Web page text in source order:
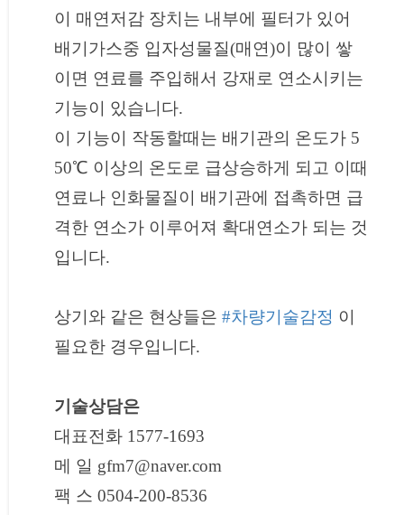
이 매연저감 장치는 내부에 필터가 있어
배기가스중 입자성물질(매연)이 많이 쌓
이면 연료를 주입해서 강재로 연소시키는
기능이 있습니다.
이 기능이 작동할때는 배기관의 온도가 5
50℃ 이상의 온도로 급상승하게 되고 이때
연료나 인화물질이 배기관에 접촉하면 급
격한 연소가 이루어져 확대연소가 되는 것
입니다.
상기와 같은 현상들은 #차량기술감정 이
필요한 경우입니다.
기술상담은
대표전화 1577-1693
메 일 gfm7@naver.com
팩 스 0504-200-8536